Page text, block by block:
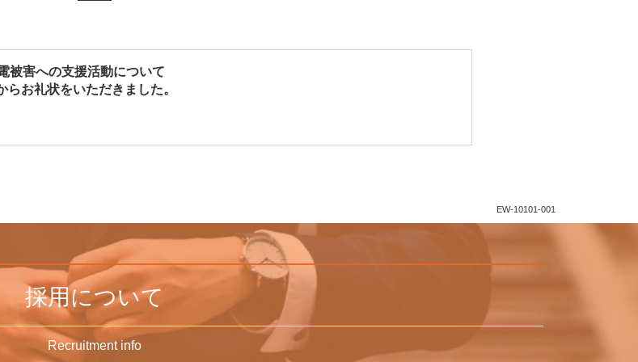
被害への支援活動について
らお礼状をいただきました。
EW-10101-001
採用について
Recruitment info